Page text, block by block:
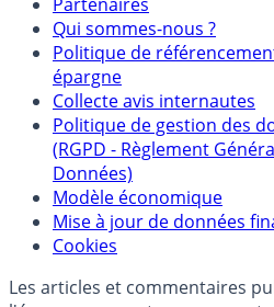
Mentions légales et
Partenaires
Qui sommes-nous ?
Politique de
épargne
Collecte avis internautes
Politique de gestion des
(RGPD - Règlement
Données)
Modèle économique
Mise à jour de données
Cookies